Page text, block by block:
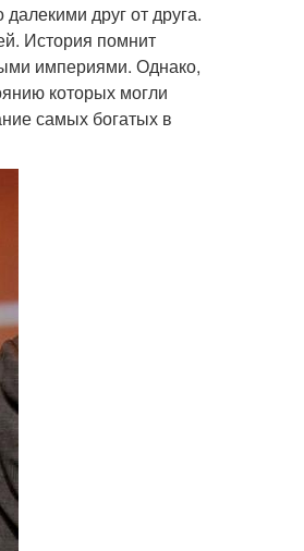
друг от друга.
История помнит
империями. Однако,
которых могли
самых богатых в